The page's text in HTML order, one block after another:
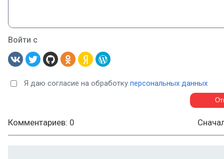
Войти с
Я даю согласие на обработку персональных данных
Комментариев: 0